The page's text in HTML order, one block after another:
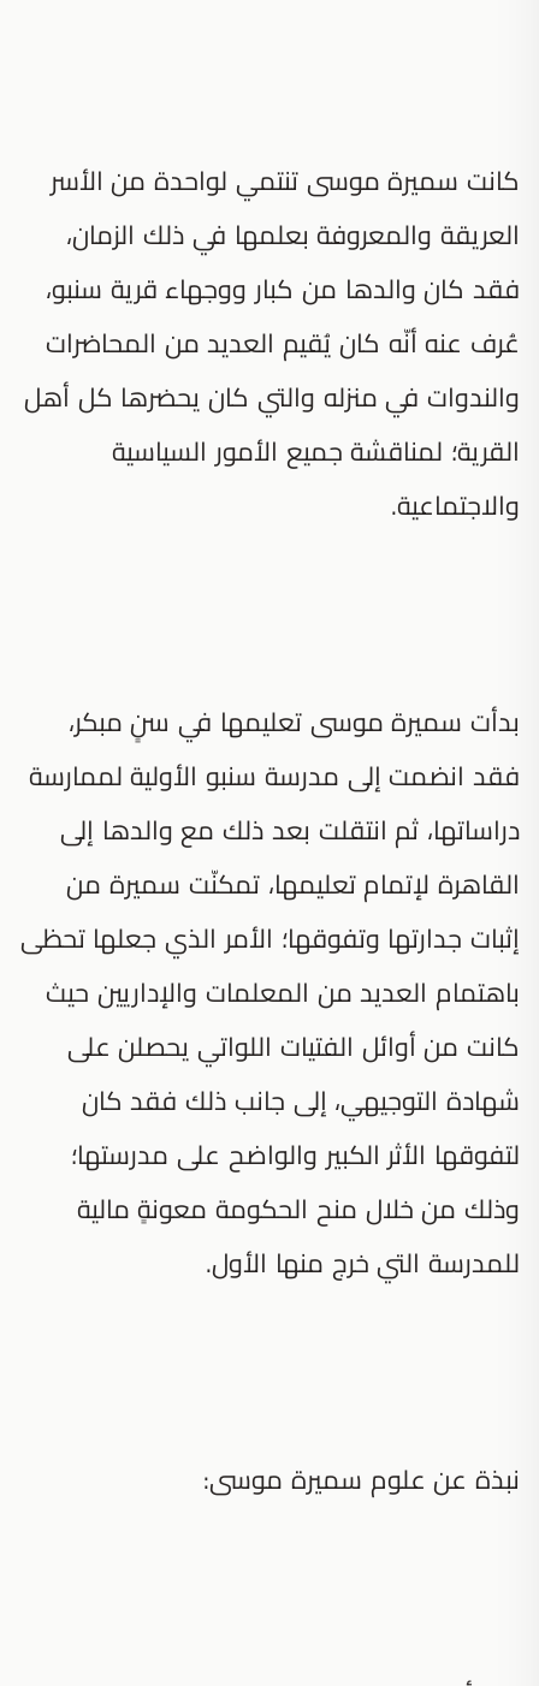
كانت سميرة موسى تنتمي لواحدة من الأسر
العريقة والمعروفة بعلمها في ذلك الزمان،
فقد كان والدها من كبار ووجهاء قرية سنبو،
عُرف عنه أنّه كان يُقيم العديد من المحاضرات
والندوات في منزله والتي كان يحضرها كل أهل
القرية؛ لمناقشة جميع الأمور السياسية
والاجتماعية.
بدأت سميرة موسى تعليمها في سنٍ مبكر،
فقد انضمت إلى مدرسة سنبو الأولية لممارسة
دراساتها، ثم انتقلت بعد ذلك مع والدها إلى
القاهرة لإتمام تعليمها، تمكنّت سميرة من
إثبات جدارتها وتفوقها؛ الأمر الذي جعلها تحظى
باهتمام العديد من المعلمات والإداريين حيث
كانت من أوائل الفتيات اللواتي يحصلن على
شهادة التوجيهي، إلى جانب ذلك فقد كان
لتفوقها الأثر الكبير والواضح على مدرستها؛
وذلك من خلال منح الحكومة معونةٍ مالية
للمدرسة التي خرج منها الأول.
نبذة عن علوم سميرة موسى: